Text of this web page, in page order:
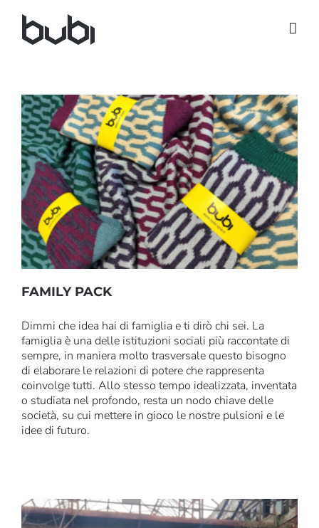
contenuto
FAMILY PACK
Dimmi che idea hai di famiglia e ti dirò chi sei. La
famiglia è una delle istituzioni sociali più raccontate di
sempre, in maniera molto trasversale questo bisogno
di elaborare le relazioni di potere che rappresenta
coinvolge tutti. Allo stesso tempo idealizzata, inventata
o studiata nel profondo, resta un nodo chiave delle
società, su cui mettere in gioco le nostre pulsioni e le
idee di futuro.